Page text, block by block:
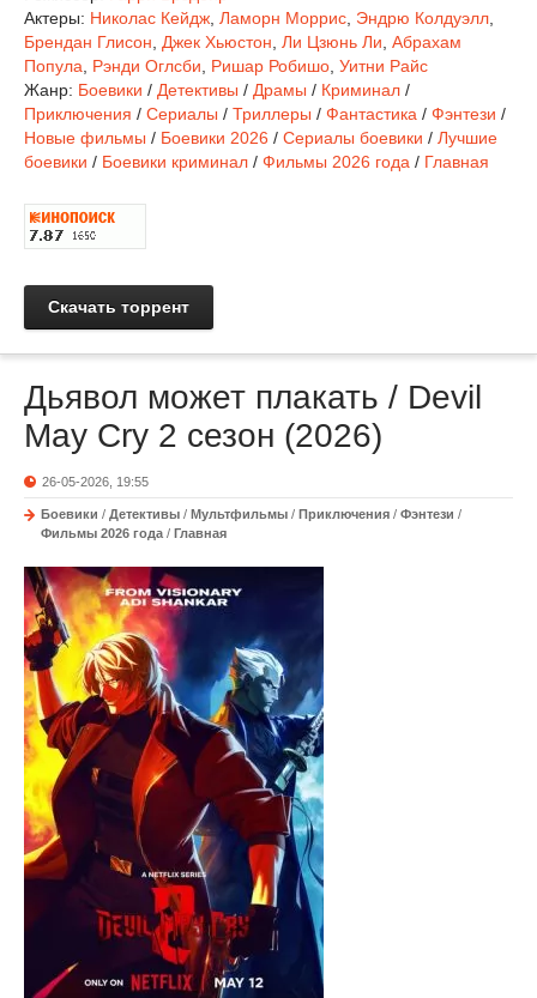
Актеры: Николас Кейдж Ламорн Моррис Эндрю Колдуэлл
Брендан Глисон
Джек Хьюстон Ли Цзюнь Ли Абрахам
Попула
Рэнди Оглсби Ришар Робишо Уитни Райс
Жанр: Боевики / Детективы / Драмы / Криминал /
Приключения / Сериалы / Триллеры / Фантастика / Фэнтези /
Новые фильмы / Боевики 2026 / Сериалы боевики / Лучшие
боевики / Боевики криминал / Фильмы 2026 года / Главная
Скачать торрент
Дьявол может плакать / Devil
May Cry 2 сезон (2026)
26-05-2026, 19:55
Боевики / Детективы / Мультфильмы / Приключения / Фэнтези /
Фильмы 2026 года / Главная